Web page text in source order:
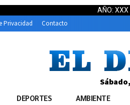
AÑO: XXX
Privacidad Contacto
DEPORTES AMBIENTE